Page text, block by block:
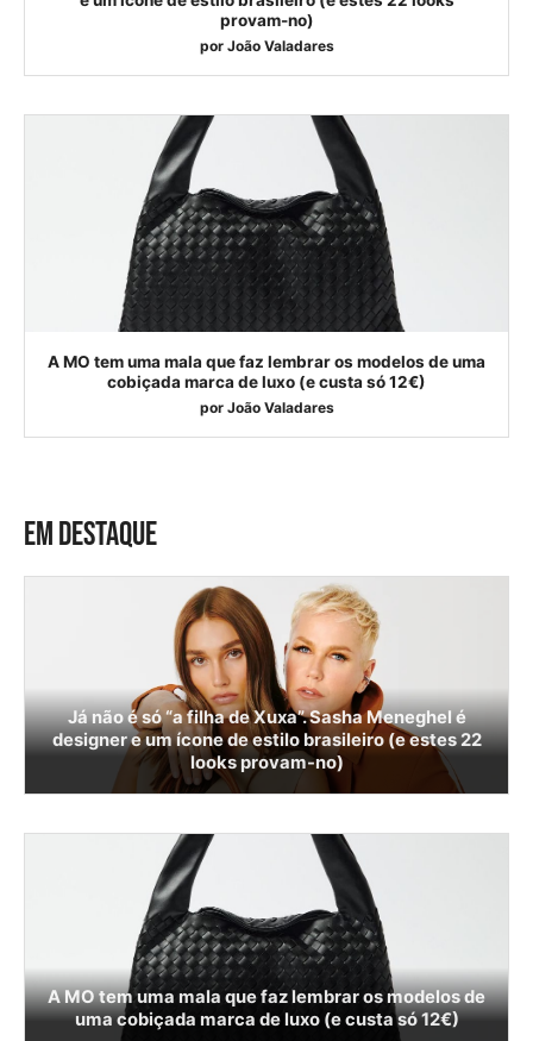
provam-no)
por João Valadares
A MO tem uma mala que faz lembrar os modelos de uma
cobiçada marca de luxo (e custa só 12€)
por João Valadares
EM DESTAQUE
Já não é só “a filha de Xuxa”. Sasha Meneghel é
designer e um ícone de estilo brasileiro (e estes 22
looks provam-no)
A MO tem uma mala que faz lembrar os modelos de
uma cobiçada marca de luxo (e custa só 12€)